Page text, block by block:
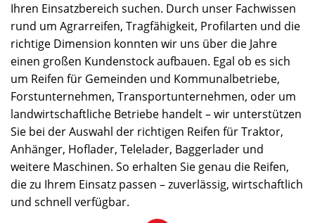
Ihren Einsatzbereich suchen. Durch unser Fachwissen
rund um Agrarreifen, Tragfähigkeit, Profilarten und die
richtige Dimension konnten wir uns über die Jahre
einen großen Kundenstock aufbauen. Egal ob es sich
um Reifen für Gemeinden und Kommunalbetriebe,
Forstunternehmen, Transportunternehmen, oder um
landwirtschaftliche Betriebe handelt – wir unterstützen
Sie bei der Auswahl der richtigen Reifen für Traktor,
Anhänger, Hoflader, Telelader, Baggerlader und
weitere Maschinen. So erhalten Sie genau die Reifen,
die zu Ihrem Einsatz passen – zuverlässig, wirtschaftlich
und schnell verfügbar.